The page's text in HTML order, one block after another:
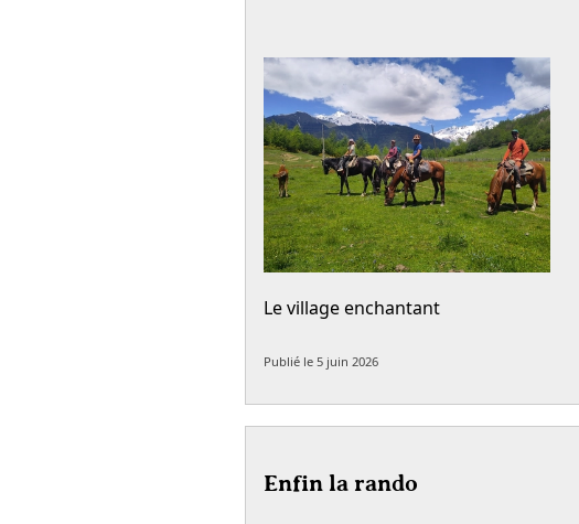
Le village enchantant
Publié le 5 juin 2026
Enfin la rando